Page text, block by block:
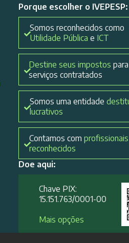
Porque escolher o IVEPESP:
Somos reconhecidos como
Utilidade Pública e ICT
Destine seus impostos
serviços contratados
Somos uma entidade
lucrativos
Contamos com
reconhecidos
Doe aqui:
Chave PIX:
15.151.763/0001-00​
Mais opções